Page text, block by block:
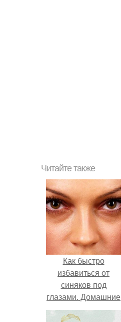
Читайте также
Как быстро
избавиться от
синяков под
глазами. Домашние
тактики борьбы со